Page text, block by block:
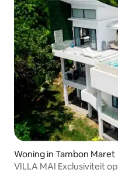
Woning in Tambon Maret
VILLA MAI